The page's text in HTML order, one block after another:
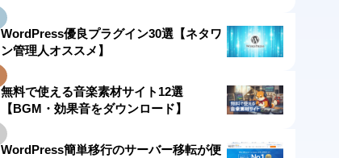
WordPress優良プラグイン30選【ネタワ
ン管理人オススメ】
無料で使える音楽素材サイト12選
【BGM・効果音をダウンロード】
WordPress簡単移行のサーバー移転が便